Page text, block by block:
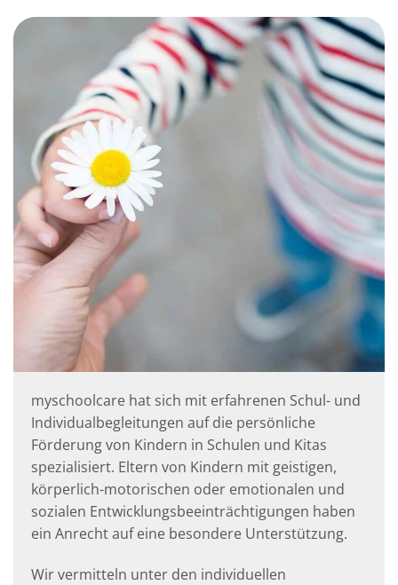
myschoolcare hat sich mit erfahrenen Schul- und
Individualbegleitungen auf die persönliche
Förderung von Kindern in Schulen und Kitas
spezialisiert. Eltern von Kindern mit geistigen,
körperlich-motorischen oder emotionalen und
sozialen Entwicklungsbeeinträchtigungen haben
ein Anrecht auf eine besondere Unterstützung.
Wir vermitteln unter den individuellen